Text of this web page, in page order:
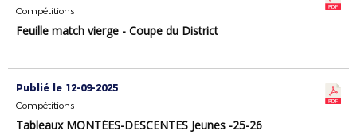
Compétitions
Feuille match vierge - Coupe du District
Publié le 12-09-2025
Compétitions
Tableaux MONTÉES-DESCENTES Jeunes -25-26